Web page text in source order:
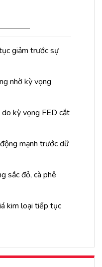
giảm trước sự
nhờ kỳ vọng
kỳ vọng FED cắt
mạnh trước dữ
sắc đỏ, cà phê
kim loại tiếp tục